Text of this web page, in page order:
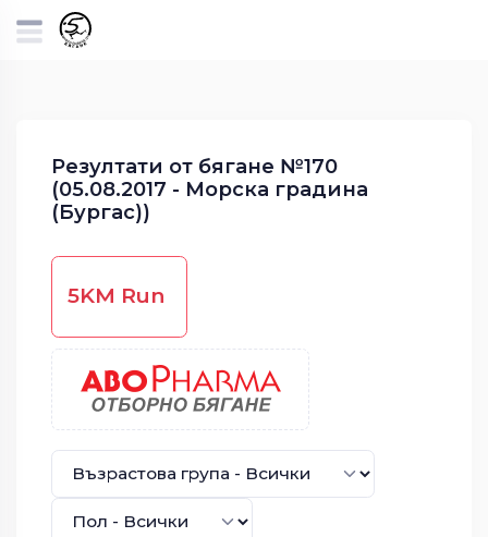
Резултати от бягане №170
(05.08.2017 - Морска градина
(Бургас))
5KM Run